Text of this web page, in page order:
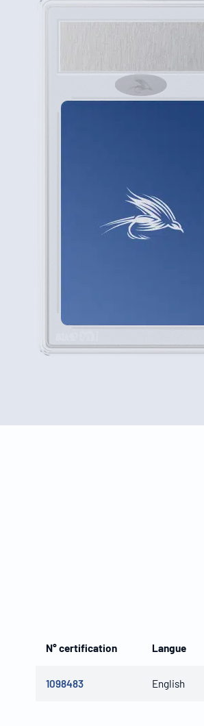
N° certification Langue
1098483 English